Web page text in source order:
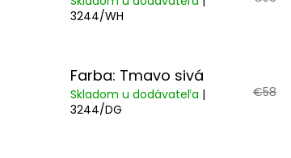
3244/WH
Farba: Tmavo sivá
Skladom u dodávateľa |
3244/DG
€58